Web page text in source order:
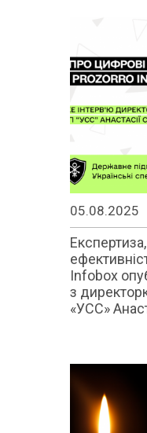
05.08.2025
Експертиза,
Infobox
з
«УСС»